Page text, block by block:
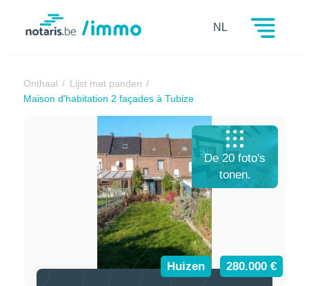
Notaris.be
NL
Onthaal
Lijst met panden
Maison d'habitation 2 façades à Tubize
Huizen 280.000 €
De 20 foto's
tonen.